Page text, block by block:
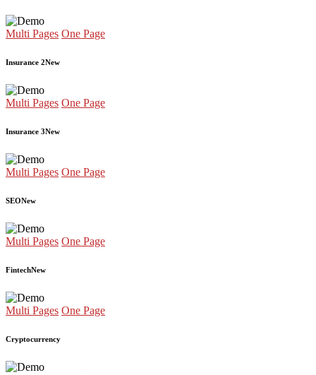
Multi Pages One Page
Insurance 2New
Multi Pages One Page
Insurance 3New
Multi Pages One Page
SEONew
Multi Pages One Page
FintechNew
Multi Pages One Page
Cryptocurrency